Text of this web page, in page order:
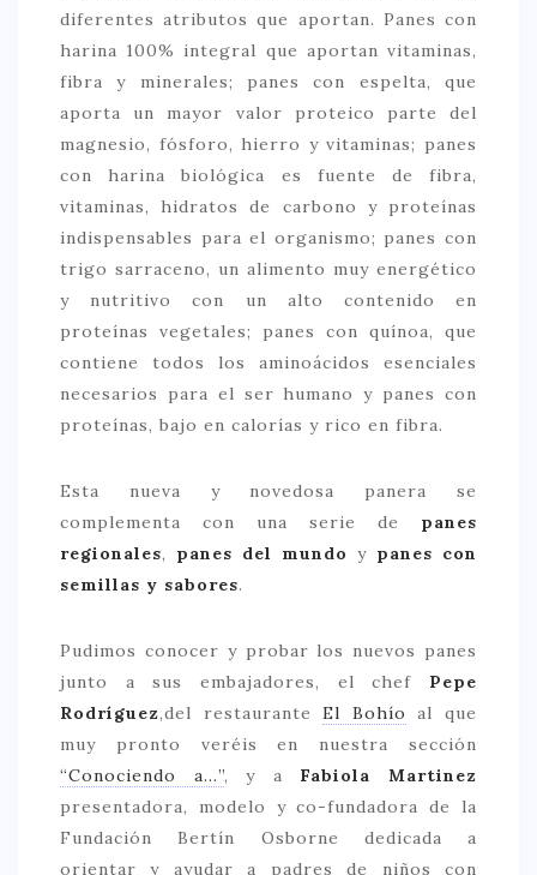
diferentes atributos que aportan. Panes con
harina 100% integral que aportan vitaminas,
fibra y minerales; panes con espelta, que
aporta un mayor valor proteico parte del
magnesio, fósforo, hierro y vitaminas; panes
con harina biológica es fuente de fibra,
vitaminas, hidratos de carbono y proteínas
indispensables para el organismo; panes con
trigo sarraceno, un alimento muy energético
y nutritivo con un alto contenido en
proteínas vegetales; panes con quínoa, que
contiene todos los aminoácidos esenciales
necesarios para el ser humano y panes con
proteínas, bajo en calorías y rico en fibra.
Esta nueva y novedosa panera se
complementa con una serie de panes
regionales, panes del mundo y panes con
semillas y sabores.
Pudimos conocer y probar los nuevos panes
junto a sus embajadores, el chef Pepe
Rodríguez,del restauranteEl Bohío
al que
muy pronto veréis en nuestra sección
“Conociendo a…”, y a Fabiola Martinez
presentadora, modelo y co-fundadora de la
Fundación Bertín Osborne dedicada a
orientar y ayudar a padres de niños con